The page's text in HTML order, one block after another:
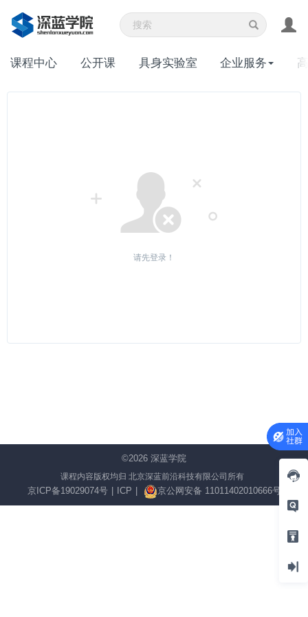
课程中心 公开课 具身实验室 企业服务
请先登录！
©2026 深蓝学院
课程内容版权均归 北京深蓝前沿科技有限公司所有
京ICP备19029074号 ICP 京公网安备 11011402010666号